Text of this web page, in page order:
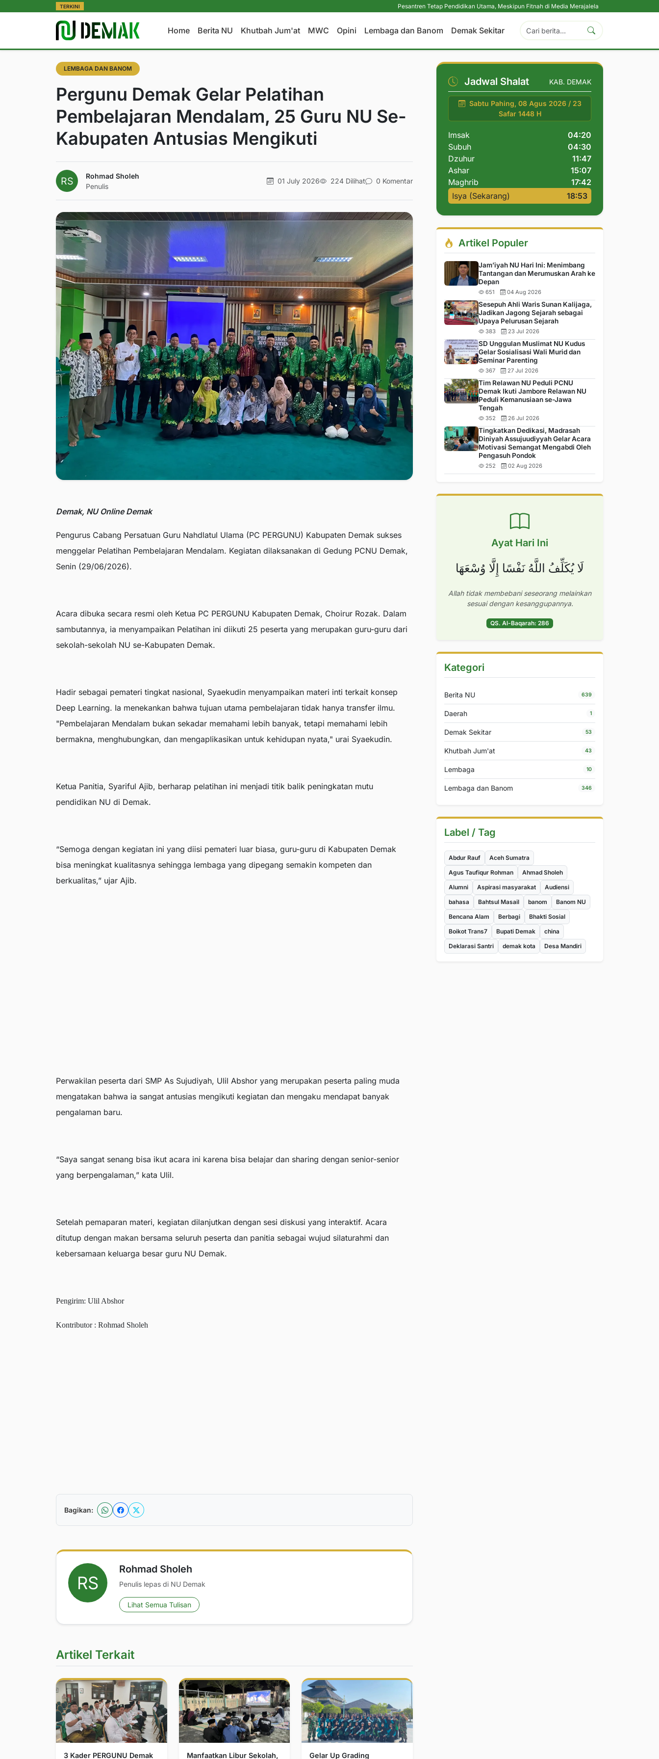
TERKINI Pesantren Tetap Pendidikan Utama, Meskipun Fitnah di Media Merajalela | Perkuat Komitmen
Home Berita NU Khutbah Jum'at MWC Opini Lembaga dan Banom Demak Sekitar
LEMBAGA DAN BANOM
Pergunu Demak Gelar Pelatihan
Pembelajaran Mendalam, 25 Guru NU Se-
Kabupaten Antusias Mengikuti
Rohmad Sholeh
Penulis
01 July 2026 224 Dilihat 0 Komentar
Demak, NU Online Demak
Pengurus Cabang Persatuan Guru Nahdlatul Ulama (PC PERGUNU) Kabupaten Demak sukses
menggelar Pelatihan Pembelajaran Mendalam. Kegiatan dilaksanakan di Gedung PCNU Demak,
Senin (29/06/2026).
Acara dibuka secara resmi oleh Ketua PC PERGUNU Kabupaten Demak, Choirur Rozak. Dalam
sambutannya, ia menyampaikan Pelatihan ini diikuti 25 peserta yang merupakan guru-guru dari
sekolah-sekolah NU se-Kabupaten Demak.
Hadir sebagai pemateri tingkat nasional, Syaekudin menyampaikan materi inti terkait konsep
Deep Learning. Ia menekankan bahwa tujuan utama pembelajaran tidak hanya transfer ilmu.
"Pembelajaran Mendalam bukan sekadar memahami lebih banyak, tetapi memahami lebih
bermakna, menghubungkan, dan mengaplikasikan untuk kehidupan nyata," urai Syaekudin.
Ketua Panitia, Syariful Ajib, berharap pelatihan ini menjadi titik balik peningkatan mutu
pendidikan NU di Demak.
“Semoga dengan kegiatan ini yang diisi pemateri luar biasa, guru-guru di Kabupaten Demak
bisa meningkat kualitasnya sehingga lembaga yang dipegang semakin kompeten dan
berkualitas,” ujar Ajib.
Perwakilan peserta dari SMP As Sujudiyah, Ulil Abshor yang merupakan peserta paling muda
mengatakan bahwa ia sangat antusias mengikuti kegiatan dan mengaku mendapat banyak
pengalaman baru.
“Saya sangat senang bisa ikut acara ini karena bisa belajar dan sharing dengan senior-senior
yang berpengalaman,” kata Ulil.
Setelah pemaparan materi, kegiatan dilanjutkan dengan sesi diskusi yang interaktif. Acara
ditutup dengan makan bersama seluruh peserta dan panitia sebagai wujud silaturahmi dan
kebersamaan keluarga besar guru NU Demak.
Pengirim: Ulil Abshor
Kontributor : Rohmad Sholeh
Bagikan:
Rohmad Sholeh
Penulis lepas di NU Demak
Lihat Semua Tulisan
Artikel Terkait
3 Kader PERGUNU Demak Manfaatkan Libur Sekolah, Gelar Up Grading
Jadwal Shalat KAB. DEMAK
Sabtu Pahing, 08 Agus 2026 / 23
Safar 1448 H
Imsak
04:20
Subuh
04:30
Dzuhur
11:47
Ashar
15:07
Maghrib
17:42
Isya (Sekarang)
18:53
Artikel Populer
Jam’iyah NU Hari Ini: Menimbang
Tantangan dan Merumuskan Arah ke
Depan
651 04 Aug 2026
Sesepuh Ahli Waris Sunan Kalijaga,
Jadikan Jagong Sejarah sebagai
Upaya Pelurusan Sejarah
383 23 Jul 2026
SD Unggulan Muslimat NU Kudus
Gelar Sosialisasi Wali Murid dan
Seminar Parenting
367 27 Jul 2026
Tim Relawan NU Peduli PCNU
Demak Ikuti Jambore Relawan NU
Peduli Kemanusiaan se-Jawa
Tengah
352 26 Jul 2026
Tingkatkan Dedikasi, Madrasah
Diniyah Assujuudiyyah Gelar Acara
Motivasi Semangat Mengabdi Oleh
Pengasuh Pondok
252 02 Aug 2026
Ayat Hari Ini
لَا يُكَلِّفُ اللَّهُ نَفْسًا إِلَّا وُسْعَهَا
Allah tidak membebani seseorang melainkan
sesuai dengan kesanggupannya.
QS. Al-Baqarah: 286
Kategori
Berita NU 639
Daerah 1
Demak Sekitar 53
Khutbah Jum'at 43
Lembaga 10
Lembaga dan Banom 346
Label / Tag
Abdur Rauf
Aceh Sumatra
Agus Taufiqur Rohman
Ahmad Sholeh
Alumni
Aspirasi masyarakat
Audiensi
bahasa
Bahtsul Masail banom
Banom NU
Bencana Alam
Berbagi
Bhakti Sosial
Boikot Trans7
Bupati Demak
china
Deklarasi Santri
demak kota Desa Mandiri